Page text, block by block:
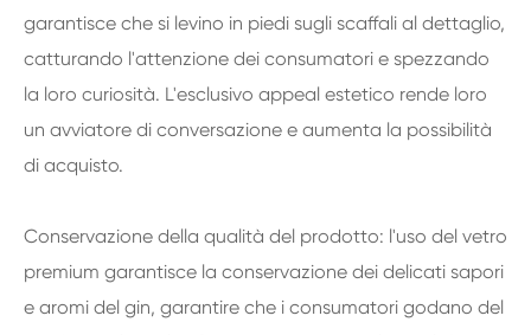
garantisce che si levino in piedi sugli scaffali al dettaglio,
catturando l'attenzione dei consumatori e spezzando
la loro curiosità. L'esclusivo appeal estetico rende loro
un avviatore di conversazione e aumenta la possibilità
di acquisto.
Conservazione della qualità del prodotto: l'uso del vetro
premium garantisce la conservazione dei delicati sapori
e aromi del gin, garantire che i consumatori godano del